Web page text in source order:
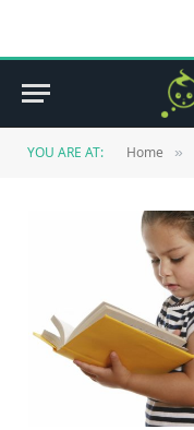
YOU ARE AT: Home »